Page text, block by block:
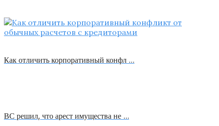
Как отличить корпоративный конфл …
ВС решил, что арест имущества не …